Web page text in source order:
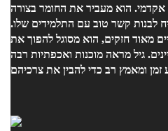
אקדמי. הוא מעביר את החומר בצורה
לבנות קשר טוב עם התלמידים שלו.
מאוד חזקים, הוא מסוגל להפוך את
הנושאים הקשים לפשוטים ומעניינים. גיל מראה מוכנות ואכפתיות רבה
ומאמץ רב כדי להבין את צרכיהם
ומקנה חוויית לימוד חיובית. אני ממליצה בחום על גיל, ואני בטוחה